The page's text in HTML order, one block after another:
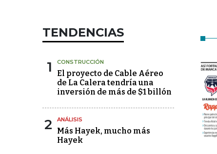
TENDENCIAS
1 CONSTRUCCIÓN
El proyecto de Cable Aéreo
de La Calera tendría una
inversión de más de $1 billón
2 ANÁLISIS
Más Hayek, mucho más
Hayek